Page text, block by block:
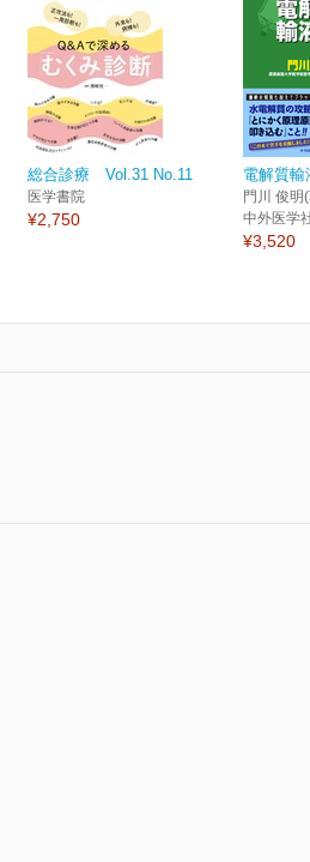
総合診療 Vol.31 No.11
医学書院
¥2,750
電解質
門川 俊明
中外医学
¥3,520